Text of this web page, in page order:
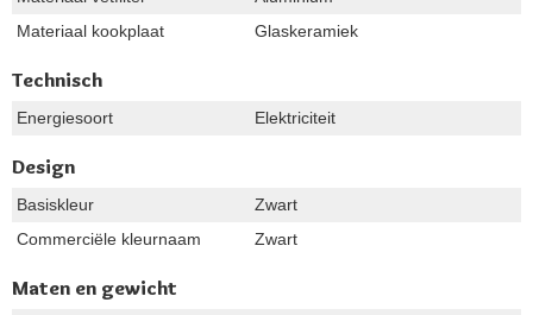
Materiaal kookplaat
Glaskeramiek
Technisch
Energiesoort Elektriciteit
Design
Basiskleur
Zwart
Commerciële kleurnaam
Zwart
Maten en gewicht